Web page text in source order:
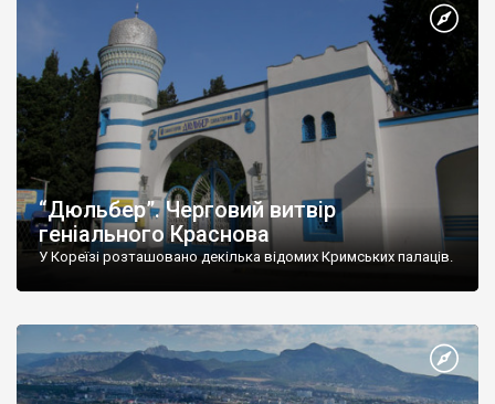
“Дюльбер”. Черговий витвір
геніального Краснова
У Кореїзі розташовано декілька відомих Кримських палаців.